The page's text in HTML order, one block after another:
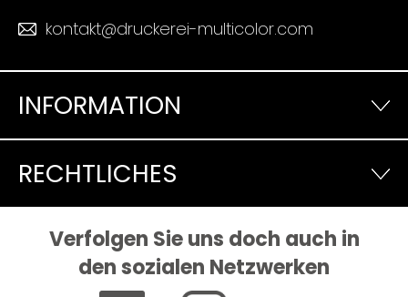
kontakt@druckerei-multicolor.com
INFORMATION
RECHTLICHES
Verfolgen Sie uns doch auch in
den sozialen Netzwerken